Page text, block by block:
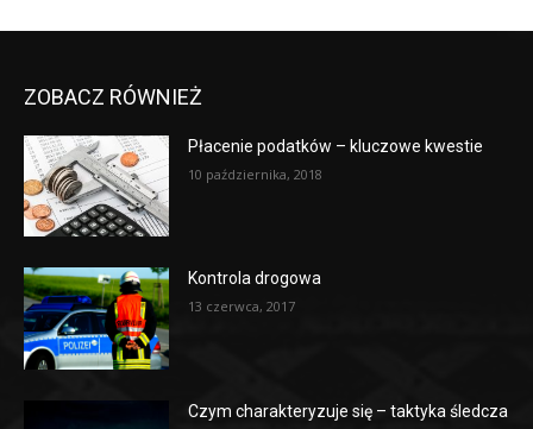
ZOBACZ RÓWNIEŻ
Płacenie podatków – kluczowe kwestie
10 października, 2018
Kontrola drogowa
13 czerwca, 2017
Czym charakteryzuje się – taktyka śledcza